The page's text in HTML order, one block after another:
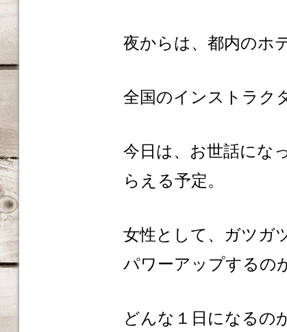
夜からは、都内のホ
全国のインストラク
今日は、お世話にな
らえる予定。
女性として、ガツガ
パワーアップするの
どんな１日になるの